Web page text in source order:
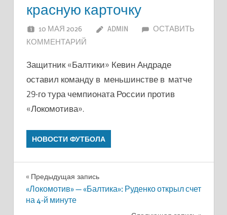
красную карточку
10 МАЯ 2026 ADMIN
ОСТАВИТЬ
КОММЕНТАРИЙ
Защитник «Балтики» Кевин Андраде
оставил команду в меньшинстве в матче
29-го тура чемпионата России против
«Локомотива».
НОВОСТИ ФУТБОЛА
Навигация
по
Предыдущая запись
«Локомотив» — «Балтика»: Руденко открыл счет
на 4-й минуте